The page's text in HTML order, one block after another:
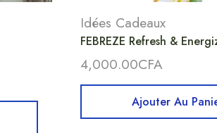
Idées Cadeaux
FEBREZE Refresh &
4,000.00CFA
Ajouter Au